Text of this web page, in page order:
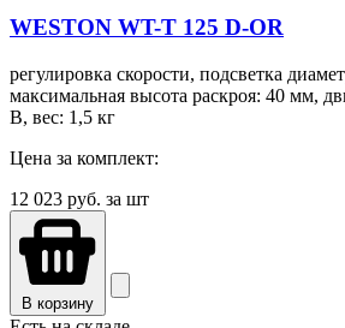
WESTON WT-T 125 D-OR
регулировка скорости, подсветка
максимальная высота раскроя: 40 мм,
В, вес: 1,5 кг
Цена за комплект:
12 023 руб. за шт
В корзину